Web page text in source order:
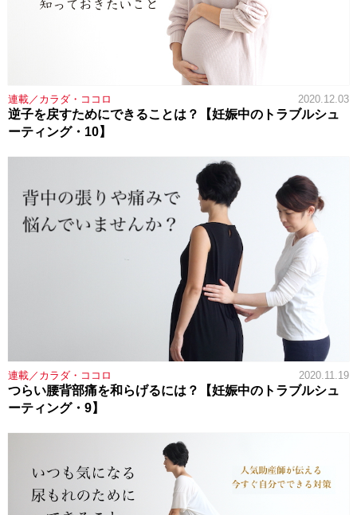
連載／カラダ・ココロ 2020.12.03
逆子を戻すためにできることは？【妊娠中のトラブルシュ
ーティング・10】
連載／カラダ・ココロ 2020.11.19
つらい腰背部痛を和らげるには？【妊娠中のトラブルシュ
ーティング・9】